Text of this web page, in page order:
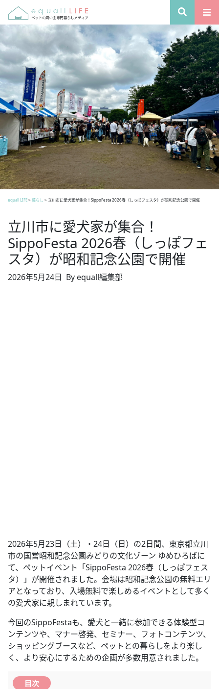
equall LIFE> 暮らし > 立川市に愛犬家が集合！SippoFesta 2026春（しっぽフェスタ）が昭和記念公園で開催
立川市に愛犬家が集合！
SippoFesta 2026春（しっぽフェ
スタ）が昭和記念公園で開催
2026年5月24日 By equall編集部
2026年5月23日（土）・24日（日）の2日間、東京都立川
市の国営昭和記念公園みどりの文化ゾーン ゆめひろばに
て、ペットイベント「SippoFesta 2026春（しっぽフェス
タ）」が開催されました。会場は昭和記念公園の無料エリ
アとなっており、入場無料で楽しめるイベントとして多く
の愛犬家に親しまれています。
今回のSippoFestaも、愛犬と一緒に参加できる体験型コ
ンテンツや、マナー啓発、セミナー、フォトコンテンツ、
ショッピングブースなど、ペットとの暮らしをより楽し
く、より安心にするための企画が多数用意されました。
目次